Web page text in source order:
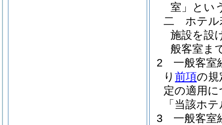
室」とい
二
ホテル
施設を設
般客室ま
2
一般客室
り 前項の規
定の適用
「当該ホ
3
一般客室